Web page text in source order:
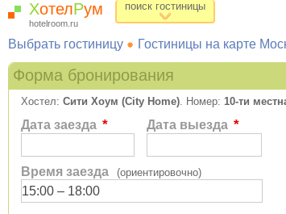
ХотелРум
hotelroom.ru
поиск гостиницы
Выбрать гостиницу Гостиницы на карте
Форма бронирования
Хостел: Сити Хоум (City Home). Номер: 10-ти
Дата заезда * Дата выезда *
Время заезда (ориентировочно)